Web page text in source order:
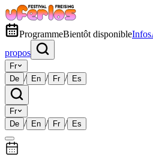
ProgrammeBientôt disponibleInfos
propos
Fr
De / En / Fr / Es
Fr
De / En / Fr / Es